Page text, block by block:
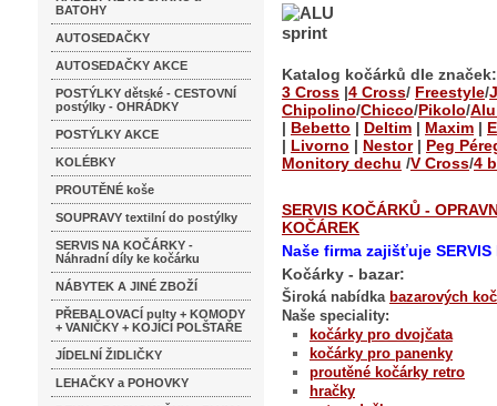
BATOHY
AUTOSEDAČKY
AUTOSEDAČKY AKCE
POSTÝLKY dětské - CESTOVNÍ
postýlky - OHRÁDKY
POSTÝLKY AKCE
KOLÉBKY
PROUTĚNÉ koše
SOUPRAVY textilní do postýlky
SERVIS NA KOČÁRKY -
Náhradní díly ke kočárku
NÁBYTEK A JINÉ ZBOŽÍ
PŘEBALOVACÍ pulty + KOMODY
+ VANIČKY + KOJÍCÍ POLŠTAŘE
JÍDELNÍ ŽIDLIČKY
LEHAČKY a POHOVKY
Katalog kočárků dle značek:
3 Cross |4 Cross/ Freestyle/
Chipolino/Chicco/Pikolo/
| Bebetto | Deltim | Maxim |
| Livorno | Nestor| Peg
Monitory dechu /V Cross/4
SERVIS KOČÁRKŮ -
KOČÁREK
Naše firma zajišťuje SERVIS
Kočárky - bazar:
Široká nabídka bazarových
Naše speciality:
kočárky pro dvojčata
kočárky pro panenky
proutěné kočárky retro
hračky